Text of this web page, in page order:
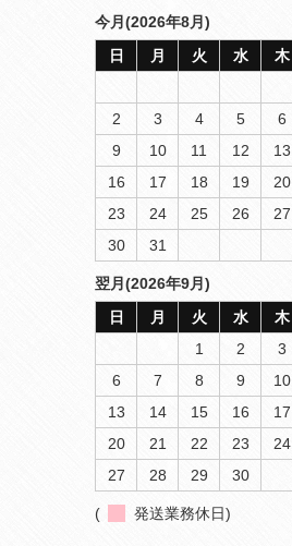
今月(2026年8月)
日
月 火 水 木
2
3 4 5 6
9
10 11 12 13
16
17 18 19 20
23
24 25 26 27
30
31
翌月(2026年9月)
日
月 火 水 木
1
2 3
6
7 8 9 10
13
14 15 16 17
20
21 22 23 24
27
28 29 30
( 発送業務休日)